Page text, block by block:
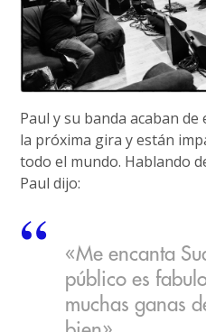
Paul y su banda acaban
la próxima gira y están
todo el mundo. Hablando
Paul dijo:
«Me encanta
público es
muchas ganas